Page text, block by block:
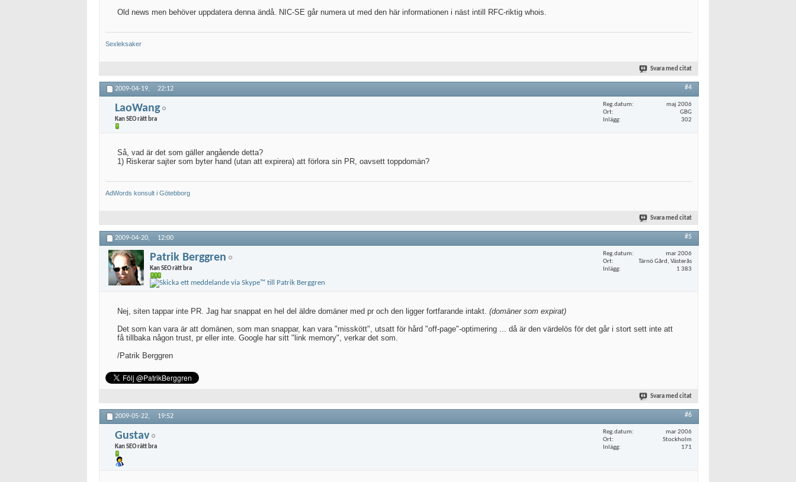
Old news men behöver uppdatera denna ändå. NIC-SE går numera ut med den här informationen i näst intill RFC-riktig whois.
Sexleksaker
Svara med citat
2009-04-19, 22:12 #4
LaoWang
Kan SEO rätt bra
Reg.datum
maj 2006
Ort
GBG
Inlägg
302
Så, vad är det som gäller angående detta?
1) Riskerar sajter som byter hand (utan att expirera) att förlora sin PR, oavsett toppdomän?
AdWords konsult i Götebborg
Svara med citat
2009-04-20, 12:00 #5
Patrik Berggren
Kan SEO rätt bra
Reg.datum
mar 2006
Ort
Tärnö Gård, Västerås
Inlägg
1 383
Nej, siten tappar inte PR. Jag har snappat en hel del äldre domäner med pr och den ligger fortfarande intakt. (domäner som expirat)
Det som kan vara är att domänen, som man snappar, kan vara "misskött", utsatt för hård "off-page"-optimering ... då är den värdelös för det går i stort sett inte att
få tillbaka någon trust, pr eller inte. Google har sitt "link memory", verkar det som.
/Patrik Berggren
Svara med citat
2009-05-22, 19:52 #6
Gustav
Kan SEO rätt bra
Reg.datum
mar 2006
Ort
Stockholm
Inlägg
171